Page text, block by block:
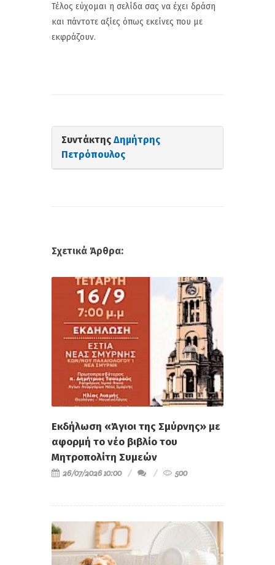
Τέλος εύχομαι η σελίδα σας να έχει δράση
και πάντοτε αξίες όπως εκείνες που με
εκφράζουν.
Συντάκτης Δημήτρης
Πετρόπουλος
Σχετικά Άρθρα:
Εκδήλωση «Άγιοι της Σμύρνης» με
αφορμή το νέο βιβλίο του
Μητροπολίτη Συμεών
26/07/2026 10:00 500